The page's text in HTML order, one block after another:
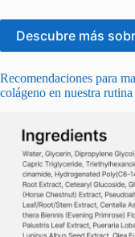
Descubre más
Recomendaciones para
colágeno en nuestra